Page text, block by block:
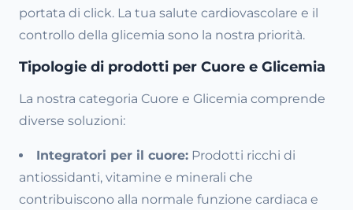
portata di click. La tua salute cardiovascolare e il
controllo della glicemia sono la nostra priorità.
Tipologie di prodotti per Cuore e Glicemia
La nostra categoria Cuore e Glicemia comprende
diverse soluzioni:
Integratori per il cuore: Prodotti ricchi di
antiossidanti, vitamine e minerali che
contribuiscono alla normale funzione cardiaca e